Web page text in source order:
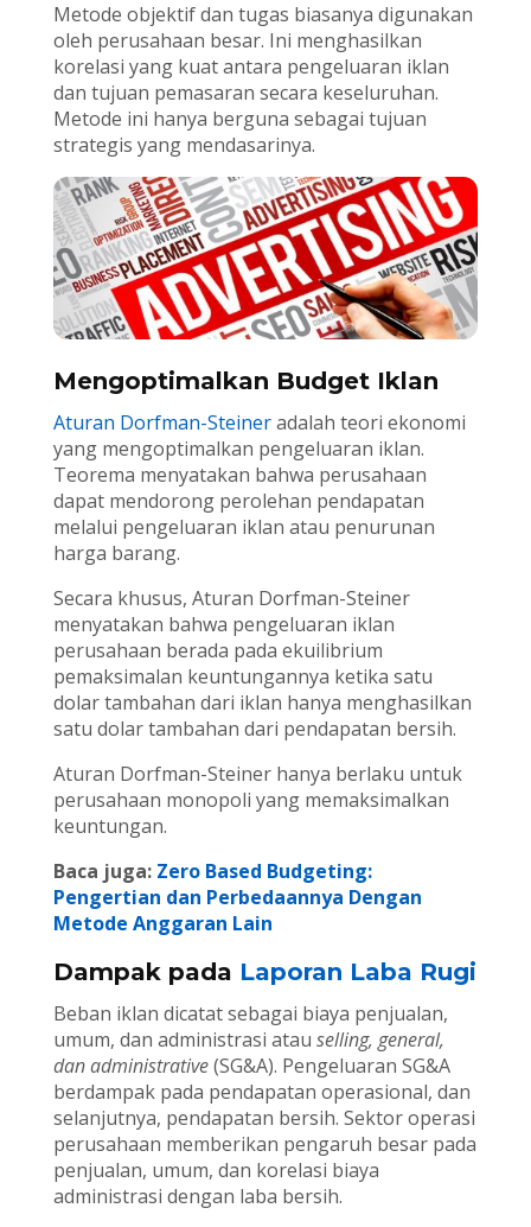
Metode objektif dan tugas biasanya digunakan
oleh perusahaan besar. Ini menghasilkan
korelasi yang kuat antara pengeluaran iklan
dan tujuan pemasaran secara keseluruhan.
Metode ini hanya berguna sebagai tujuan
strategis yang mendasarinya.
Mengoptimalkan Budget Iklan
Aturan Dorfman-Steineradalah teori ekonomi
yang mengoptimalkan pengeluaran iklan.
Teorema menyatakan bahwa perusahaan
dapat mendorong perolehan pendapatan
melalui pengeluaran iklan atau penurunan
harga barang.
Secara khusus, Aturan Dorfman-Steiner
menyatakan bahwa pengeluaran iklan
perusahaan berada pada ekuilibrium
pemaksimalan keuntungannya ketika satu
dolar tambahan dari iklan hanya menghasilkan
satu dolar tambahan dari pendapatan bersih.
Aturan Dorfman-Steiner hanya berlaku untuk
perusahaan monopoli yang memaksimalkan
keuntungan.
Baca juga: Zero Based Budgeting:
Pengertian dan Perbedaannya Dengan
Metode Anggaran Lain
Dampak pada Laporan Laba Rugi
Beban iklan dicatat sebagai biaya penjualan,
umum, dan administrasi atau selling, general,
dan administrative(SG&A). Pengeluaran SG&A
berdampak pada pendapatan operasional, dan
selanjutnya, pendapatan bersih. Sektor operasi
perusahaan memberikan pengaruh besar pada
penjualan, umum, dan korelasi biaya
administrasi dengan laba bersih.